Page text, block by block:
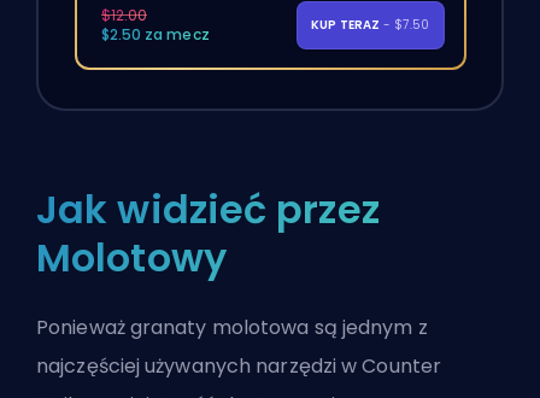
$12.00
$2.50 za mecz
KUP TERAZ - $7.50
Jak widzieć przez
Molotowy
Ponieważ granaty molotowa są jednym z
najczęściej używanych narzędzi w Counter